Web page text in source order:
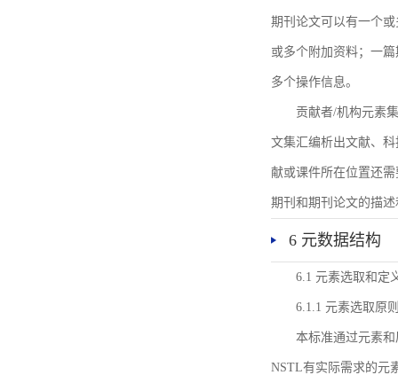
期刊论文可以有一个
或多个附加资料；一
多个操作信息。
贡献者/机构元素
文集汇编析出文献、
献或课件所在位置还
期刊和期刊论文的描
6 元数据结构
6.1 元素选取和定
6.1.1 元素选取原
本标准通过元素
NSTL有实际需求的元